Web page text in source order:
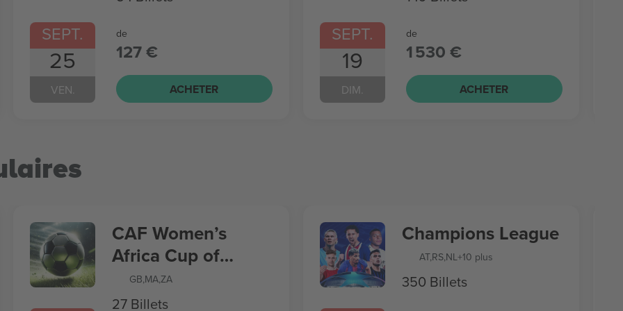
SEPT.
25
VEN.
de
127 €
ACHETER
SEPT.
19
DIM.
de
1 530 €
ACHETER
CAF Women’s
Africa Cup of
Nations
GB,MA,ZA
27 Billets
Champions League
AT,RS,NL+10 plus
350 Billets